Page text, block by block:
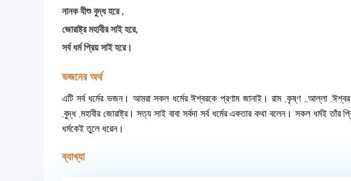
নানক যীশু বুদ্ধ হরে ,
জোরাষ্ট্র মহাবীর সাই হরে,
সর্ব ধর্ম প্রিয় সাই হরে।
ভজনের অর্থ
এটি সর্ব ধর্মের ভজন। আমরা সকল ধর্মের ঈশ্বরকে প্রণাম জানাই। রাম ,কৃষ্ণ ,,আল্লা
,বুদ্ধ ,মহাবীর জোরাষ্ট্র। সত্য সাই বাবা সর্বদা সর্ব ধর্মের একতার কথা বলেন। সকল ধর্মই তাঁর
ধর্মকেই তুলে ধরেন।
ব্যাখ্যা